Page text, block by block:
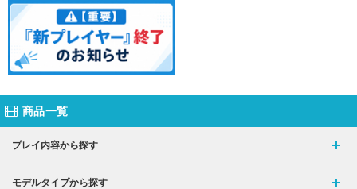
商品一覧
プレイ内容から探す
モデルタイプから探す